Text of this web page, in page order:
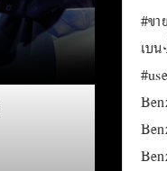
#ข
เบ